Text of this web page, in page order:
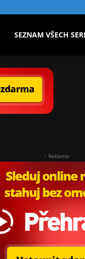
SEZNAM VŠECH
- Reklama-